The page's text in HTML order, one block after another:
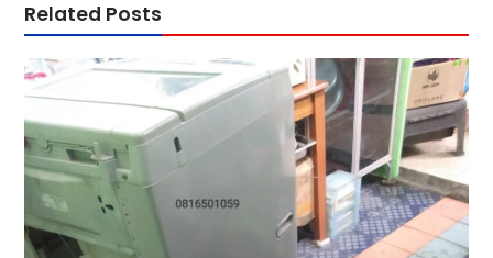
Related Posts